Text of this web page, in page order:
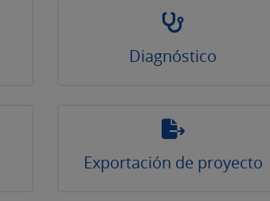
Diagnóstico
Exportación de proyecto